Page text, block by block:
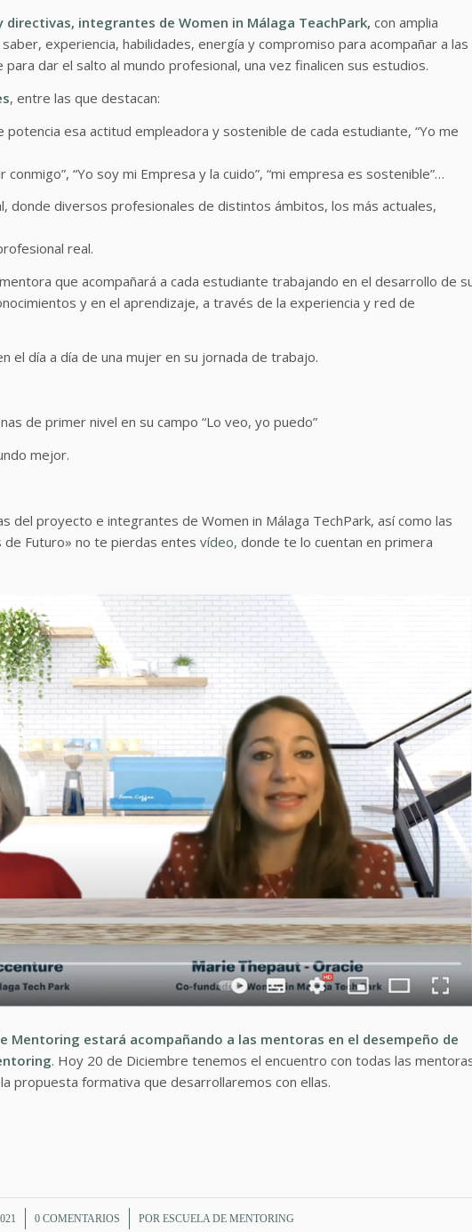
integrantes de Women in Málaga TeachPark, con amplia
experiencia, habilidades, energía y compromiso para acompañar a las
dar el salto al mundo profesional, una vez finalicen sus estudios.
, entre las que destacan:
potencia esa actitud empleadora y sostenible de cada estudiante, “Yo me
“Yo soy mi Empresa y la cuido”, “mi empresa es sostenible”…
donde diversos profesionales de distintos ámbitos, los más actuales,
real.
que acompañará a cada estudiante trabajando en el desarrollo de
y en el aprendizaje, a través de la experiencia y red de
el día a día de una mujer en su jornada de trabajo.
de primer nivel en su campo “Lo veo, yo puedo”
mejor.
del proyecto e integrantes de Women in Málaga TechPark, así como las
Futuro» no te pierdas entes vídeo, donde te lo cuentan en primera
Mentoring estará acompañando a las mentoras en el desempeño de
. Hoy 20 de Diciembre tenemos el encuentro con todas las
propuesta formativa que desarrollaremos con ellas.
0 COMENTARIOS
/ POR ESCUELA DE MENTORING